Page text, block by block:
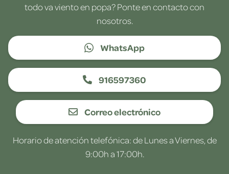
todo va viento en popa? Ponte en contacto con
nosotros.
WhatsApp
916597360
Correo electrónico
Horario de atención telefónica: de Lunes a Viernes, de
9:00h a 17:00h.